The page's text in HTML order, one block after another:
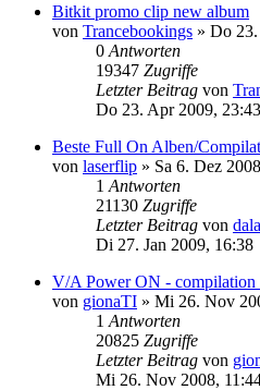
Bitkit promo clip new album
von Trancebookings » Do
0 Antworten
19347 Zugriffe
Letzter Beitrag von
Do 23. Apr 2009, 23:43
Beste Full On Alben/
von laserflip » Sa 6. Dez
1 Antworten
21130 Zugriffe
Letzter Beitrag von
Di 27. Jan 2009, 16:38
V/A Power ON - compilation
von gionaTI » Mi 26. Nov
1 Antworten
20825 Zugriffe
Letzter Beitrag von
Mi 26. Nov 2008,